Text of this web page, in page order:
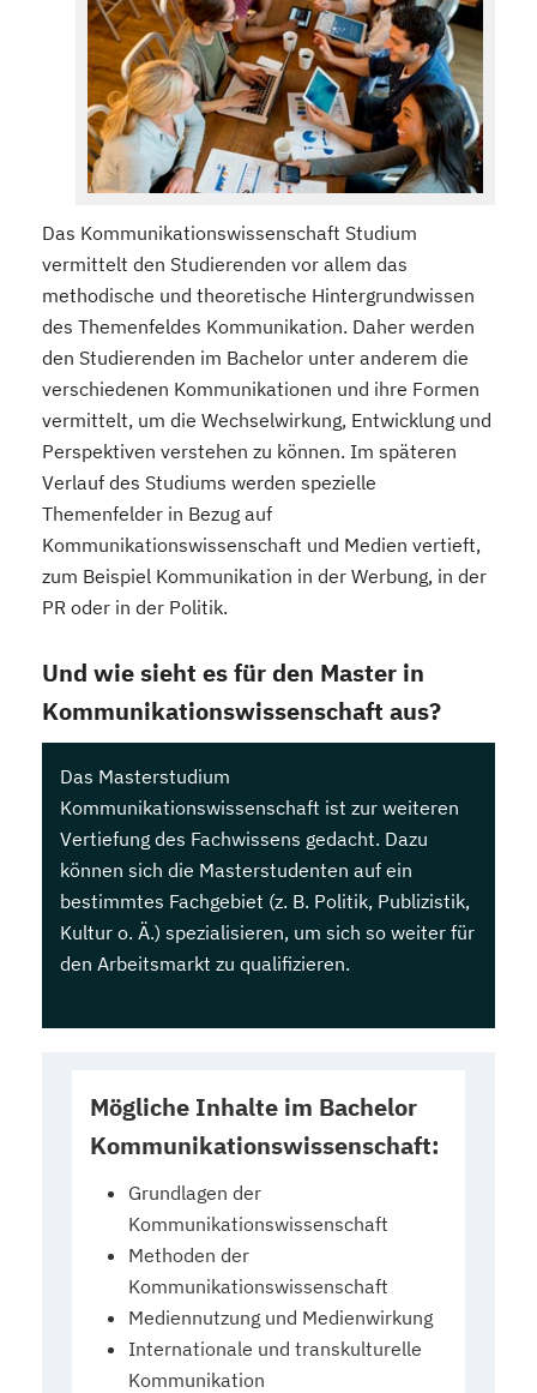
Das Kommunikationswissenschaft Studium
vermittelt den Studierenden vor allem das
methodische und theoretische Hintergrundwissen
des Themenfeldes Kommunikation. Daher werden
den Studierenden im Bachelor unter anderem die
verschiedenen Kommunikationen und ihre Formen
vermittelt, um die Wechselwirkung, Entwicklung und
Perspektiven verstehen zu können. Im späteren
Verlauf des Studiums werden spezielle
Themenfelder in Bezug auf
Kommunikationswissenschaft und Medien vertieft,
zum Beispiel Kommunikation in der Werbung, in der
PR oder in der Politik.
Und wie sieht es für den Master in
Kommunikationswissenschaft aus?
Das Masterstudium
Kommunikationswissenschaft ist zur weiteren
Vertiefung des Fachwissens gedacht. Dazu
können sich die Masterstudenten auf ein
bestimmtes Fachgebiet (z. B. Politik, Publizistik,
Kultur o. Ä.) spezialisieren, um sich so weiter für
den Arbeitsmarkt zu qualifizieren.
Mögliche Inhalte im Bachelor
Kommunikationswissenschaft:
Grundlagen der
Kommunikationswissenschaft
Methoden der
Kommunikationswissenschaft
Mediennutzung und Medienwirkung
Internationale und transkulturelle
Kommunikation